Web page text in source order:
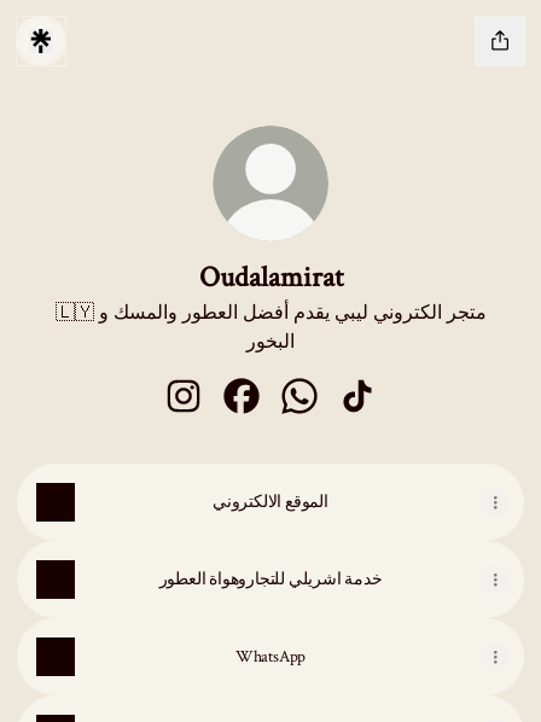
Oudalamirat
🇱🇾 متجر الكتروني ليبي يقدم أفضل العطور والمسك و
البخور
الموقع الالكتروني
خدمة اشريلي للتجاروهواة العطور
WhatsApp